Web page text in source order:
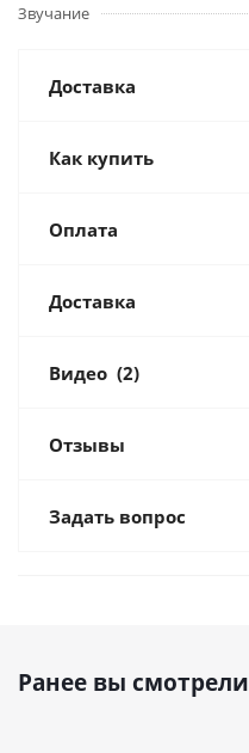
Звучание
Доставка
Как купить
Оплата
Доставка
Видео (2)
Отзывы
Задать вопрос
Ранее вы смотрели